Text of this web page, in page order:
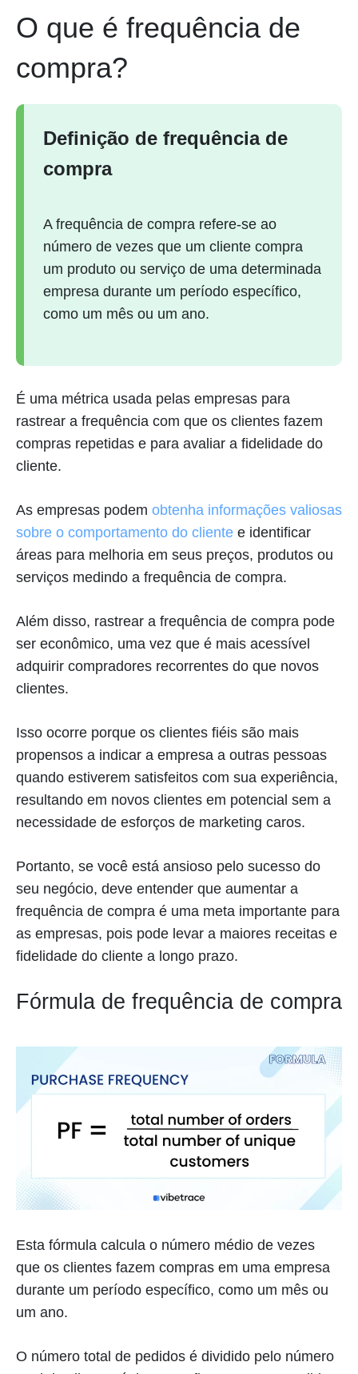
O que é frequência de
compra?
Definição de frequência de
compra
A frequência de compra refere-se ao
número de vezes que um cliente compra
um produto ou serviço de uma determinada
empresa durante um período específico,
como um mês ou um ano.
É uma métrica usada pelas empresas para
rastrear a frequência com que os clientes fazem
compras repetidas e para avaliar a fidelidade do
cliente.
As empresas podem obtenha informações valiosas
sobre o comportamento do cliente e identificar
áreas para melhoria em seus preços, produtos ou
serviços medindo a frequência de compra.
Além disso, rastrear a frequência de compra pode
ser econômico, uma vez que é mais acessível
adquirir compradores recorrentes do que novos
clientes.
Isso ocorre porque os clientes fiéis são mais
propensos a indicar a empresa a outras pessoas
quando estiverem satisfeitos com sua experiência,
resultando em novos clientes em potencial sem a
necessidade de esforços de marketing caros.
Portanto, se você está ansioso pelo sucesso do
seu negócio, deve entender que aumentar a
frequência de compra é uma meta importante para
as empresas, pois pode levar a maiores receitas e
fidelidade do cliente a longo prazo.
Fórmula de frequência de compra
Esta fórmula calcula o número médio de vezes
que os clientes fazem compras em uma empresa
durante um período específico, como um mês ou
um ano.
O número total de pedidos é dividido pelo número